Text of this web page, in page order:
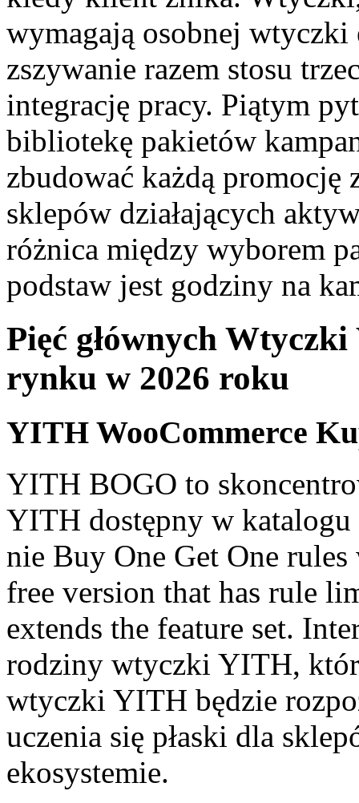
wymagają osobnej
zszywanie razem stosu
integrację pracy. Piątym
bibliotekę pakietów
zbudować każdą promocję
sklepów działających
różnica między wyborem
podstaw jest godziny na
Pięć głównych
rynku w 2026 roku
YITH WooCommerce
YITH BOGO to
YITH dostępny w
nie Buy One Get One
free version that has rule
extends the feature set.
rodziny wtyczki YITH,
wtyczki YITH będzie
uczenia się płaski dla
ekosystemie.